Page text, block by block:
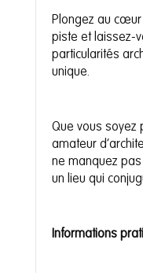
Plongez au cœur
piste et laissez-
particularités
unique.
Que vous soyez
amateur
ne manquez
un lieu qui
Informations